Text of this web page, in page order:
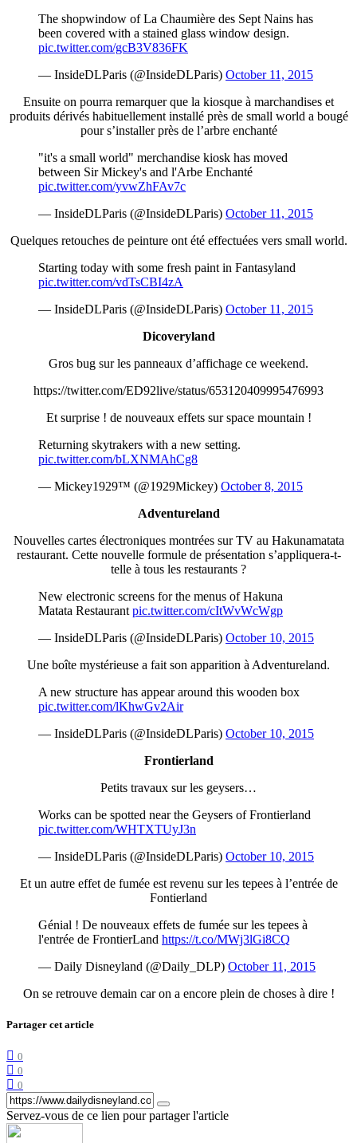
The shopwindow of La Chaumière des Sept Nains has
been covered with a stained glass window design.
pic.twitter.com/gcB3V836FK
— InsideDLParis (@InsideDLParis) October 11, 2015
Ensuite on pourra remarquer que la kiosque à marchandises et
produits dérivés habituellement installé près de small world a bougé
pour s’installer près de l’arbre enchanté
"it's a small world" merchandise kiosk has moved
between Sir Mickey's and l'Arbe Enchanté
pic.twitter.com/yvwZhFAv7c
— InsideDLParis (@InsideDLParis) October 11, 2015
Quelques retouches de peinture ont été effectuées vers small world.
Starting today with some fresh paint in Fantasyland
pic.twitter.com/vdTsCBI4zA
— InsideDLParis (@InsideDLParis) October 11, 2015
Dicoveryland
Gros bug sur les panneaux d’affichage ce weekend.
https://twitter.com/ED92live/status/653120409995476993
Et surprise ! de nouveaux effets sur space mountain !
Returning skytrakers with a new setting.
pic.twitter.com/bLXNMAhCg8
— Mickey1929™ (@1929Mickey) October 8, 2015
Adventureland
Nouvelles cartes électroniques montrées sur TV au Hakunamatata
restaurant. Cette nouvelle formule de présentation s’appliquera-t-
telle à tous les restaurants ?
New electronic screens for the menus of Hakuna
Matata Restaurant pic.twitter.com/cItWvWcWgp
— InsideDLParis (@InsideDLParis) October 10, 2015
Une boîte mystérieuse a fait son apparition à Adventureland.
A new structure has appear around this wooden box
pic.twitter.com/lKhwGv2Air
— InsideDLParis (@InsideDLParis) October 10, 2015
Frontierland
Petits travaux sur les geysers…
Works can be spotted near the Geysers of Frontierland
pic.twitter.com/WHTXTUyJ3n
— InsideDLParis (@InsideDLParis) October 10, 2015
Et un autre effet de fumée est revenu sur les tepees à l’entrée de
Fontierland
Génial ! De nouveaux effets de fumée sur les tepees à
l'entrée de FrontierLand https://t.co/MWj3lGi8CQ
— Daily Disneyland (@Daily_DLP) October 11, 2015
On se retrouve demain car on a encore plein de choses à dire !
Partager cet article
0
0
0
Servez-vous de ce lien pour partager l'article